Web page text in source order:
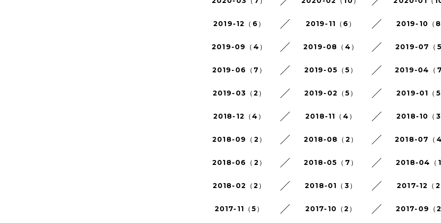
2019-12（6） 2019-11（6） 2019-10（8
2019-09（4） 2019-08（4） 2019-07（5
2019-06（7） 2019-05（5） 2019-04（7
2019-03（2） 2019-02（5） 2019-01（5
2018-12（4） 2018-11（4） 2018-10（3
2018-09（2） 2018-08（2） 2018-07（4
2018-06（2） 2018-05（7） 2018-04（1
2018-02（2） 2018-01（3） 2017-12（2
2017-11（5） 2017-10（2） 2017-09（2